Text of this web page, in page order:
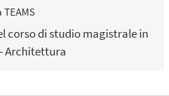
corso di studio magistrale in
Architettura